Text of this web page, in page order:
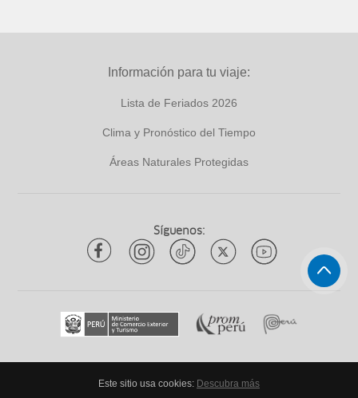
Información para tu viaje:
Lista de Feriados 2026
Clima y Pronóstico del Tiempo
Áreas Naturales Protegidas
Síguenos:
Todos los derechos reservadosytuqueplanes 2026
Este sitio usa cookies: Descubra más